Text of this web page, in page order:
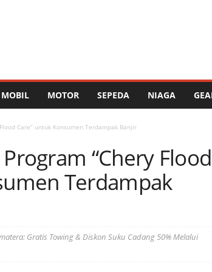
MOBIL MOTOR SEPEDA NIAGA
Care” untuk Konsumen Terdampak Banjir
“Chery Flood
Terdampak
Gratis Towing & Diskon Suku Cadang 50% Melalui